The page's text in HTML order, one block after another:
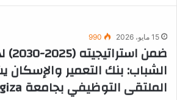
15 مايو، 2026 990
ضمن
الشباب: بنك التعمير
الملتقى التوظيفي بجامعة Newgiza